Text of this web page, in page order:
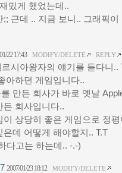
밌게 했었는데..
;; 근데 .. 지금 보니.. 그래픽
22 17:43 MODIFY/DELETE REPLY
시아왕자의 얘기를 듣다니..
아하던 게임입니다..
만든 회사가 바로 옛날
든 회사입니다..
이 상당히 좋은 게임으로 정
은데 어떻게 해야할지.. T.T
다고는 하는데.. -.-)
2007/01/23 18:12 MODIFY/DELETE